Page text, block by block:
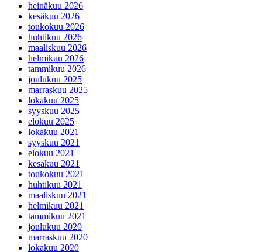
heinäkuu 2026
kesäkuu 2026
toukokuu 2026
huhtikuu 2026
maaliskuu 2026
helmikuu 2026
tammikuu 2026
joulukuu 2025
marraskuu 2025
lokakuu 2025
syyskuu 2025
elokuu 2025
lokakuu 2021
syyskuu 2021
elokuu 2021
kesäkuu 2021
toukokuu 2021
huhtikuu 2021
maaliskuu 2021
helmikuu 2021
tammikuu 2021
joulukuu 2020
marraskuu 2020
lokakuu 2020